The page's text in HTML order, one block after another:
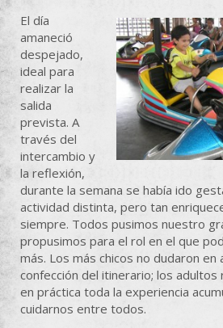
El día
amaneció
despejado,
ideal para
realizar la
salida
prevista. A
través del
intercambio y
la reflexión,
durante la semana se había ido
actividad distinta, pero tan
siempre. Todos pusimos nuestro
propusimos para el rol en el que
más. Los más chicos no dudaron en
confección del itinerario; los
en práctica toda la experiencia
cuidarnos entre todos.